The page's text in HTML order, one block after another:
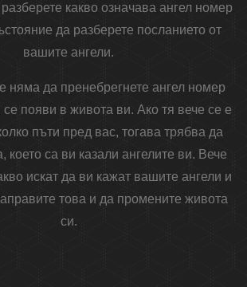
какво означава ангел номер
да разберете посланието от
вашите ангели.
няма да пренебрегнете ангел номер
се появи в живота ви. Ако тя вече се е
пъти пред вас, тогава трябва да
което са ви казали ангелите ви. Вече
искат да ви кажат вашите ангели и
това и да промените живота
си.